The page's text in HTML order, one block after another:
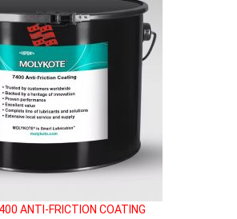
ANTI-FRICTION COATING